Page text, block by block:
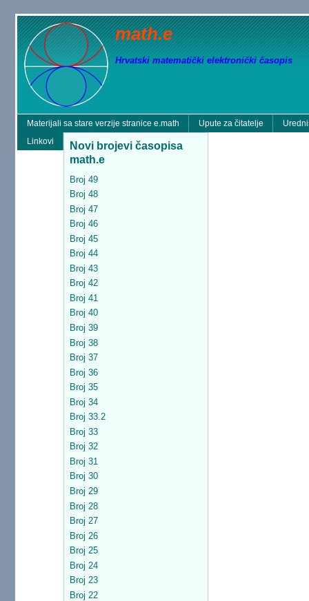
math.e
Hrvatski matematički elektronički časopis
Materijali sa stare verzije stranice e.math Upute za čitatelje
Linkovi
Novi brojevi časopisa
math.e
Broj 49
Broj 48
Broj 47
Broj 46
Broj 45
Broj 44
Broj 43
Broj 42
Broj 41
Broj 40
Broj 39
Broj 38
Broj 37
Broj 36
Broj 35
Broj 34
Broj 33.2
Broj 33
Broj 32
Broj 31
Broj 30
Broj 29
Broj 28
Broj 27
Broj 26
Broj 25
Broj 24
Broj 23
Broj 22